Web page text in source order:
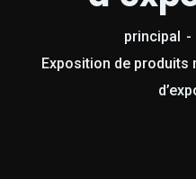
principal
Exposition de produits